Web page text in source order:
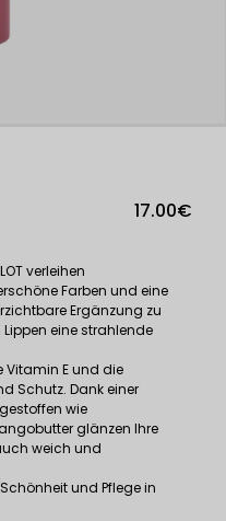
17.00€
verleihen
Farben und eine
Ergänzung zu
eine strahlende
Vitamin E und die
Schutz. Dank einer
wie
glänzen Ihre
weich und
und Pflege in